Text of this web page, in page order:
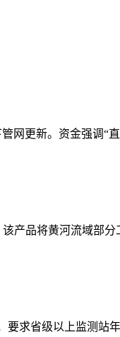
网更新。资金强调“
产品将黄河流域部
求省级以上监测